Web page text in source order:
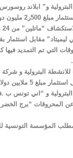
مليون دولار.
مقابل استثمار بقيمة 1 مليون
التي تم التمديد
و “اني تونس